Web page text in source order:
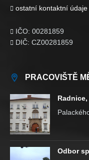
 ostatní kontaktní údaje
 IČO: 00281859
 DIČ: CZ00281859
PRACOVIŠTĚ
Odbor